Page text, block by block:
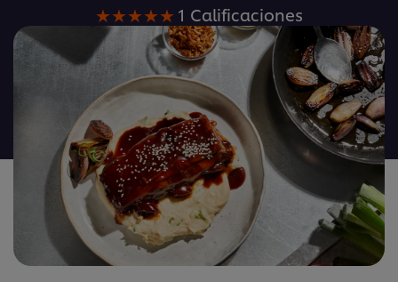
La
calificación
promedio
de
este
Costilla
con
barbacoa
y
teriyaki
con
parmentier
1 Calificaciones